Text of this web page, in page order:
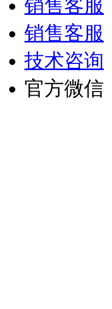
销售客服
销售客服
技术咨询
官方微信